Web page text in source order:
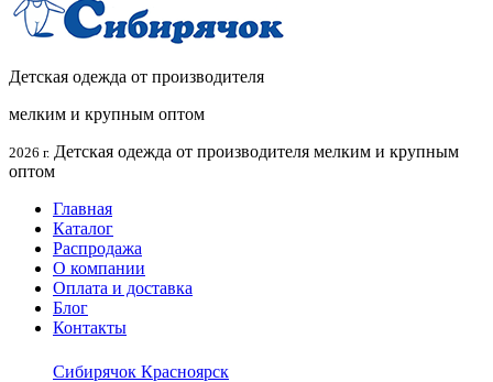
Детская одежда от производителя
мелким и крупным оптом
2026 г. Детская одежда от производителя мелким и крупным
оптом
Главная
Каталог
Распродажа
О компании
Оплата и доставка
Блог
Контакты
Сибирячок Красноярск